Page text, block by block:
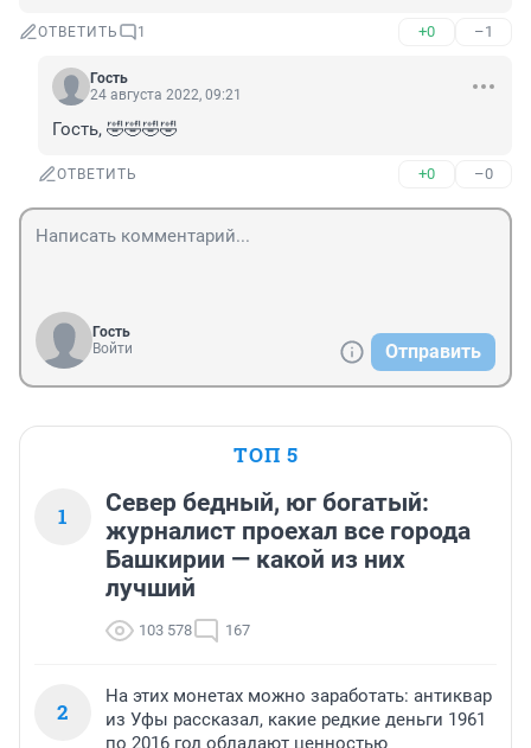
ОТВЕТИТЬ 1 +0 –1
Гость
24 августа 2022, 09:21
Гость, 🤣🤣🤣🤣
ОТВЕТИТЬ +0 –0
Гость
Войти
Отправить
ТОП 5
1
Север бедный, юг богатый:
журналист проехал все города
Башкирии — какой из них
лучший
103 578 167
2
На этих монетах можно заработать: антиквар
из Уфы рассказал, какие редкие деньги 1961
по 2016 год обладают ценностью